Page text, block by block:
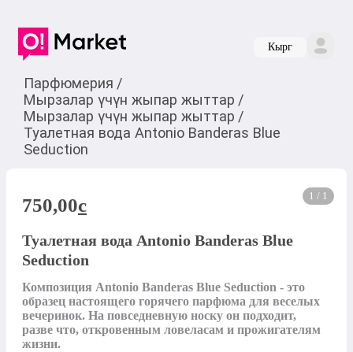
Кырг
Парфюмерия /
Мырзалар үчүн жыпар жыттар /
Мырзалар үчүн жыпар жыттар /
Туалетная вода Antonio Banderas Blue
Seduction
1 / 1
750,00c
Туалетная вода Antonio Banderas Blue
Seduction
Композиция Antonio Banderas Blue Seduction - это
образец настоящего горячего парфюма для веселых
вечеринок. На повседневную носку он подходит,
разве что, откровенным ловеласам и прожигателям
жизни.